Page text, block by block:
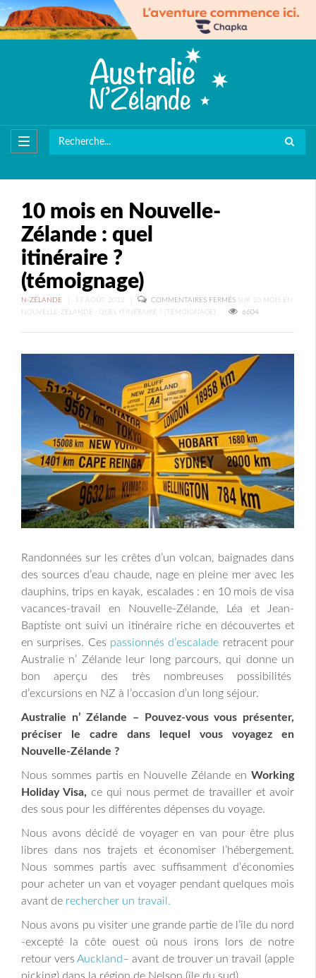
10 mois en Nouvelle-
Zélande : quel
itinéraire ?
(témoignage)
N-ZÉLANDE 13 AOÛT, 2012 COMMENTAIRES FERMÉS SUR 10 MOIS EN
NOUVELLE-ZÉLANDE : QUEL ITINÉRAIRE ? (TÉMOIGNAGE)
6604
Randonnées sur les crêtes d’un volcan, baignades dans
des sources d’eau chaude, nage en pleine mer avec les
dauphins, trips en kayak, escalades : en 10 mois de visa
vacances-travail en Nouvelle-Zélande, Léa et Jean-
Baptiste ont suivi un itinéraire riche en découvertes et
en surprises. Ces passionnés d’escalade retracent pour
Australie n’ Zélande leur long parcours, qui donne un
bon aperçu des très nombreuses possibilités
d’excursions en NZ à l’occasion d’un long séjour.
Australie n’ Zélande – Pouvez-vous vous présenter,
préciser le cadre dans lequel vous voyagez en
Nouvelle-Zélande ?
Nous sommes partis en Nouvelle Zélande en Working
Holiday Visa, ce qui nous permet de travailler et avoir
des sous pour les différentes dépenses du voyage.
Nous avons décidé de voyager en van pour être plus
libres dans nos trajets et économiser l’hébergement.
Nous sommes partis avec suffisamment d’économies
pour acheter un van et voyager pendant quelques mois
avant de rechercher un travail.
Nous avons pu visiter une grande partie de l’île du nord
-excepté la côte ouest où nous irons lors de notre
retour versAuckland– avant de trouver un travail (apple
picking) dans la région de Nelson (île du sud).